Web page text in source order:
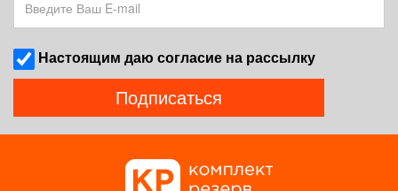
Наcтоящим даю согласие на рассылку
Подписаться